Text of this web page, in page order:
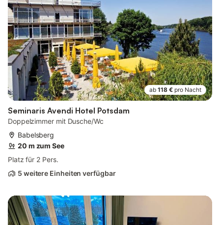
ab 118 € pro Nacht
Seminaris Avendi Hotel Potsdam
Doppelzimmer mit Dusche/Wc
Babelsberg
20 m zum See
Platz für 2 Pers.
5 weitere Einheiten verfügbar